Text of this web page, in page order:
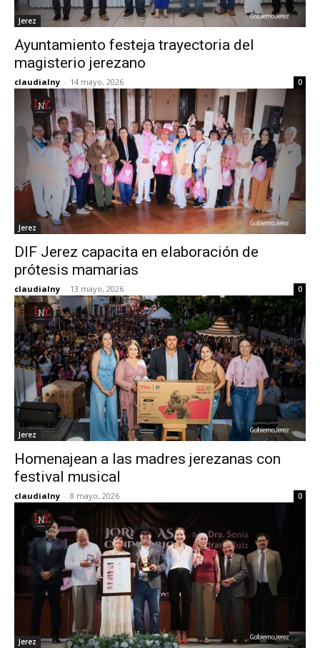
Jerez
Ayuntamiento festeja trayectoria del
magisterio jerezano
claudialny - 14 mayo, 2026 0
Jerez
DIF Jerez capacita en elaboración de
prótesis mamarias
claudialny - 13 mayo, 2026 0
Jerez
Homenajean a las madres jerezanas con
festival musical
claudialny - 8 mayo, 2026 0
Jerez